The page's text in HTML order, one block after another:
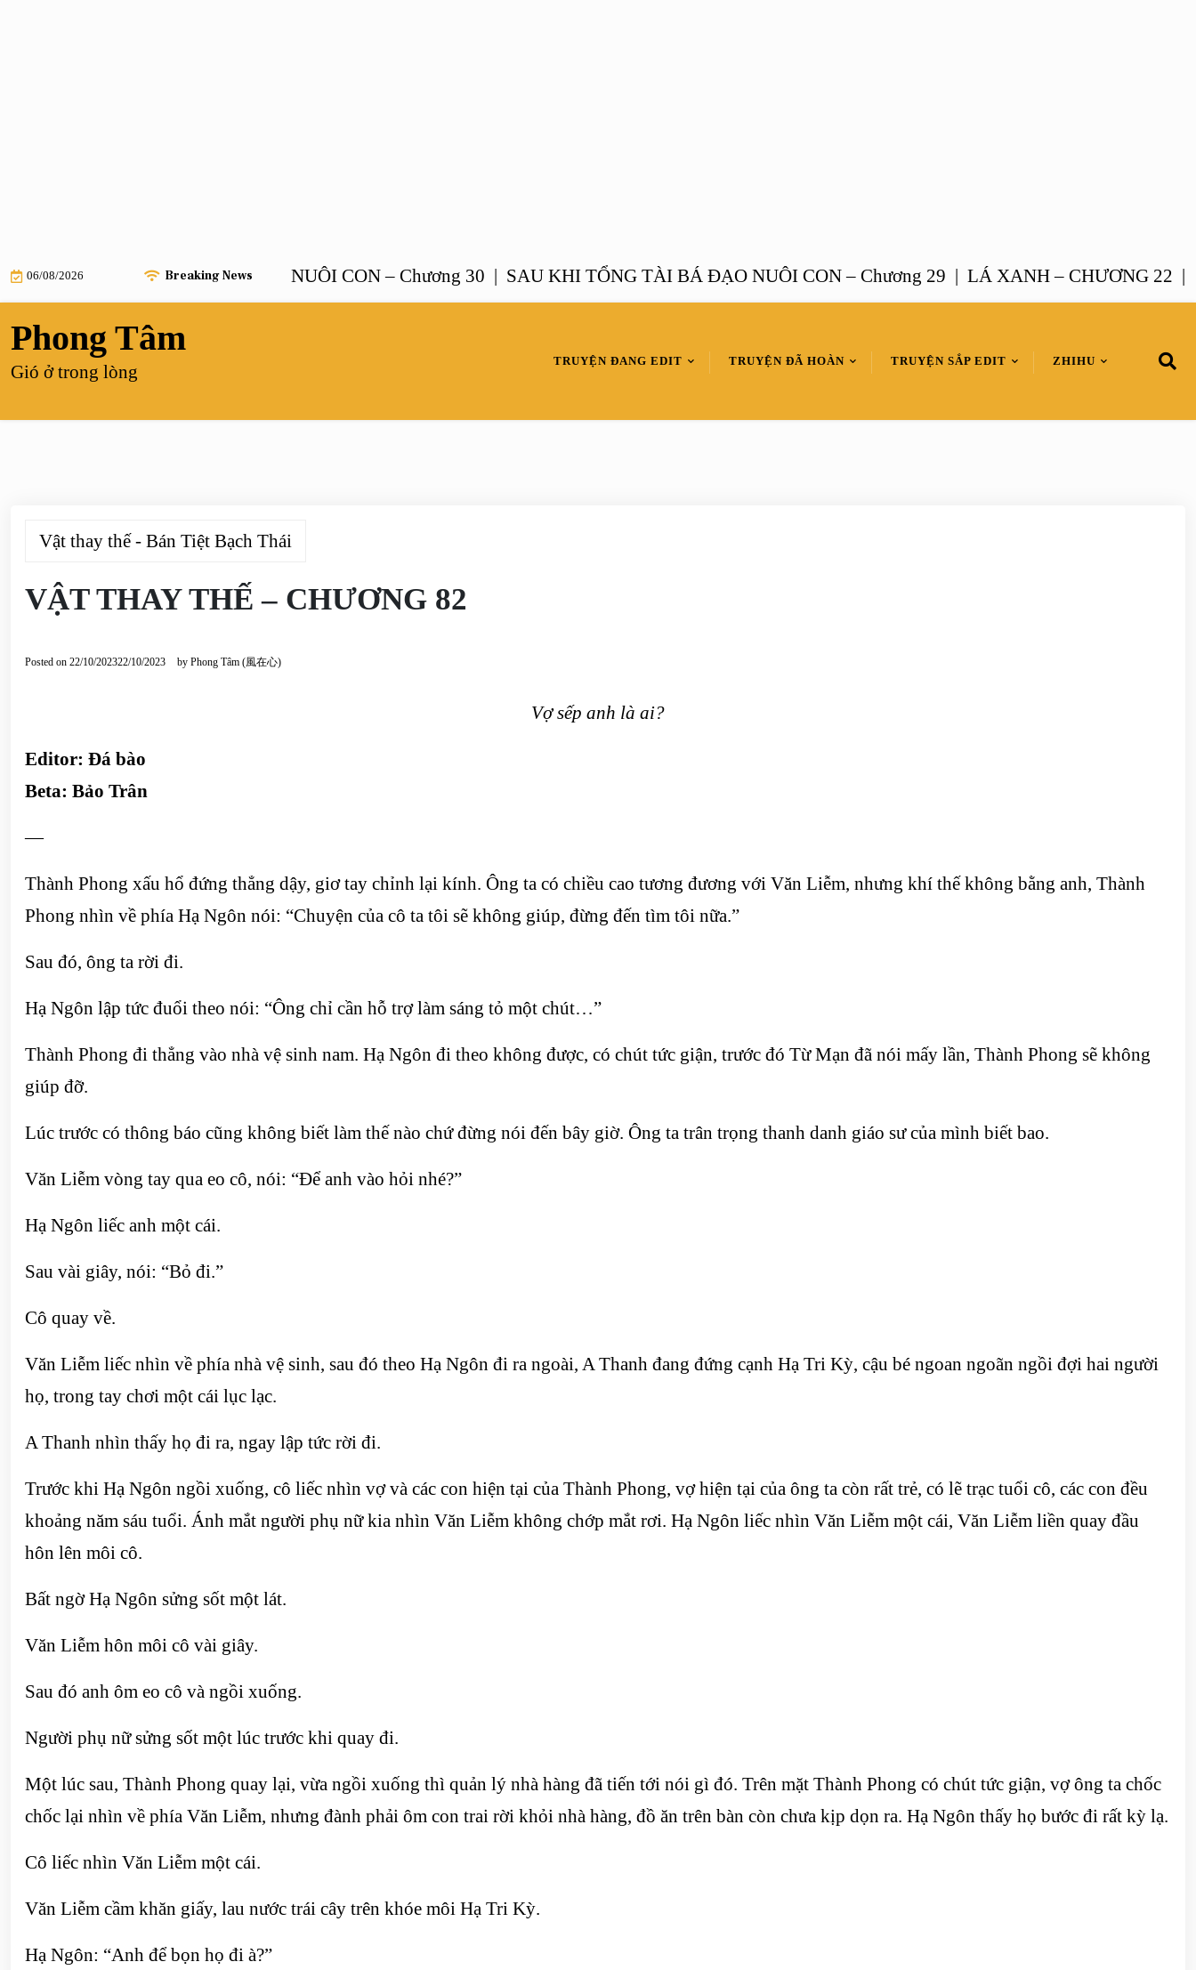
Skip
content
06/08/2026 Breaking News
SAU KHI TỔNG TÀI BÁ ĐẠO NUÔI CON – Chương 30 |SAU KHI TỔNG TÀI BÁ ĐẠO NUÔI CON – Chương 29 |LÁ XANH – CHƯƠNG 22 |
Phong Tâm
Gió ở trong lòng
TRUYỆN ĐANG EDIT TRUYỆN ĐÃ HOÀN TRUYỆN SẮP EDIT ZHIHU
Vật thay thế - Bán Tiệt Bạch Thái
VẬT THAY THẾ – CHƯƠNG 82
Posted on 22/10/202322/10/2023 by Phong Tâm (風在心)
Vợ sếp anh là ai?
Editor: Đá bào
Beta: Bảo Trân
—
Thành Phong xấu hổ đứng thẳng dậy, giơ tay chỉnh lại kính. Ông ta có chiều cao tương đương với Văn Liễm, nhưng khí thế không bằng anh, Thành
Phong nhìn về phía Hạ Ngôn nói: “Chuyện của cô ta tôi sẽ không giúp, đừng đến tìm tôi nữa.”
Sau đó, ông ta rời đi.
Hạ Ngôn lập tức đuổi theo nói: “Ông chỉ cần hỗ trợ làm sáng tỏ một chút…”
Thành Phong đi thẳng vào nhà vệ sinh nam. Hạ Ngôn đi theo không được, có chút tức giận, trước đó Từ Mạn đã nói mấy lần, Thành Phong sẽ không
giúp đỡ.
Lúc trước có thông báo cũng không biết làm thế nào chứ đừng nói đến bây giờ. Ông ta trân trọng thanh danh giáo sư của mình biết bao.
Văn Liễm vòng tay qua eo cô, nói: “Để anh vào hỏi nhé?”
Hạ Ngôn liếc anh một cái.
Sau vài giây, nói: “Bỏ đi.”
Cô quay về.
Văn Liễm liếc nhìn về phía nhà vệ sinh, sau đó theo Hạ Ngôn đi ra ngoài, A Thanh đang đứng cạnh Hạ Tri Kỳ, cậu bé ngoan ngoãn ngồi đợi hai người
họ, trong tay chơi một cái lục lạc.
A Thanh nhìn thấy họ đi ra, ngay lập tức rời đi.
Trước khi Hạ Ngôn ngồi xuống, cô liếc nhìn vợ và các con hiện tại của Thành Phong, vợ hiện tại của ông ta còn rất trẻ, có lẽ trạc tuổi cô, các con đều
khoảng năm sáu tuổi. Ánh mắt người phụ nữ kia nhìn Văn Liễm không chớp mắt rơi. Hạ Ngôn liếc nhìn Văn Liễm một cái, Văn Liễm liền quay đầu
hôn lên môi cô.
Bất ngờ Hạ Ngôn sửng sốt một lát.
Văn Liễm hôn môi cô vài giây.
Sau đó anh ôm eo cô và ngồi xuống.
Người phụ nữ sửng sốt một lúc trước khi quay đi.
Một lúc sau, Thành Phong quay lại, vừa ngồi xuống thì quản lý nhà hàng đã tiến tới nói gì đó. Trên mặt Thành Phong có chút tức giận, vợ ông ta chốc
chốc lại nhìn về phía Văn Liễm, nhưng đành phải ôm con trai rời khỏi nhà hàng, đồ ăn trên bàn còn chưa kịp dọn ra. Hạ Ngôn thấy họ bước đi rất kỳ lạ.
Cô liếc nhìn Văn Liễm một cái.
Văn Liễm cầm khăn giấy, lau nước trái cây trên khóe môi Hạ Tri Kỳ.
Hạ Ngôn: “Anh để bọn họ đi à?”